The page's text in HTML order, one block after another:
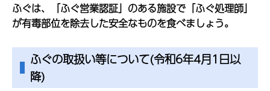
ふぐは、「ふぐ営業認証」のある施設で「ふぐ処理師」
が有毒部位を除去した安全なものを食べましょう。
ふぐの取扱い等について(令和6年4月1日以
降)